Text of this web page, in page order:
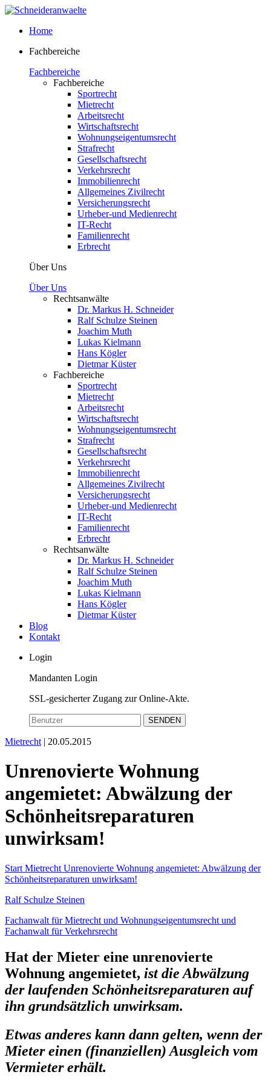
Home
Fachbereiche
Fachbereiche
Fachbereiche
Sportrecht
Mietrecht
Arbeitsrecht
Wirtschaftsrecht
Wohnungseigentumsrecht
Strafrecht
Gesellschaftsrecht
Verkehrsrecht
Immobilienrecht
Allgemeines Zivilrecht
Versicherungsrecht
Urheber-und Medienrecht
IT-Recht
Familienrecht
Erbrecht
Über Uns
Über Uns
Rechtsanwälte
Dr. Markus H. Schneider
Ralf Schulze Steinen
Joachim Muth
Lukas Kielmann
Hans Kögler
Dietmar Küster
Fachbereiche
Sportrecht
Mietrecht
Arbeitsrecht
Wirtschaftsrecht
Wohnungseigentumsrecht
Strafrecht
Gesellschaftsrecht
Verkehrsrecht
Immobilienrecht
Allgemeines Zivilrecht
Versicherungsrecht
Urheber-und Medienrecht
IT-Recht
Familienrecht
Erbrecht
Rechtsanwälte
Dr. Markus H. Schneider
Ralf Schulze Steinen
Joachim Muth
Lukas Kielmann
Hans Kögler
Dietmar Küster
Blog
Kontakt
Login
Mandanten Login
SSL-gesicherter Zugang zur Online-Akte.
SENDEN
Mietrecht | 20.05.2015
Unrenovierte Wohnung
angemietet: Abwälzung der
Schönheitsreparaturen
unwirksam!
Start Mietrecht Unrenovierte Wohnung angemietet: Abwälzung der
Schönheitsreparaturen unwirksam!
Ralf Schulze Steinen
Fachanwalt für Mietrecht und Wohnungseigentumsrecht und
Fachanwalt für Verkehrsrecht
Hat der Mieter eine unrenovierte
Wohnung angemietet, ist die Abwälzung
der laufenden Schönheitsreparaturen auf
ihn grundsätzlich unwirksam.
Etwas anderes kann dann gelten, wenn der
Mieter einen (finanziellen) Ausgleich vom
Vermieter erhält.